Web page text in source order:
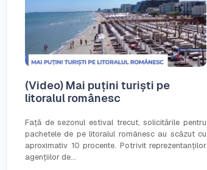
(Video) Mai puțini turiști pe
litoralul românesc
Față de sezonul estival trecut, solicitările pentru
pachetele de pe litoralul românesc au scăzut cu
aproximativ 10 procente. Potrivit reprezentanților
agențiilor de...